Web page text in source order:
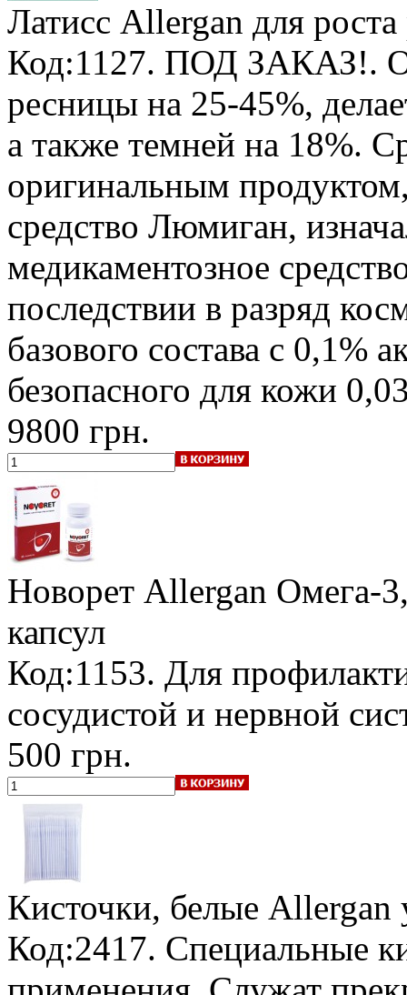
Латисс Allergan для
Код:1127. ПОД ЗАКАЗ!.
ресницы на 25-45%,
а также темней на 18%.
оригинальным
средство Люмиган,
медикаментозное
последствии в разряд
базового состава с 0,1%
безопасного для кожи
9800 грн.
Новорет Allergan Омега-
капсул
Код:1153. Для
сосудистой и нервной
500 грн.
Кисточки, белые Allergan
Код:2417. Специальные